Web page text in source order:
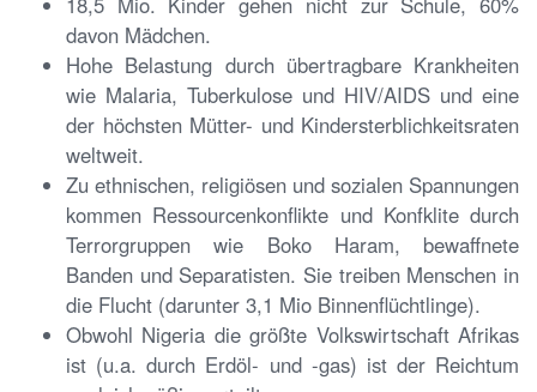
davon Mädchen.
Hohe Belastung durch übertragbare Krankheiten
wie Malaria, Tuberkulose und HIV/AIDS und eine
der höchsten Mütter- und Kindersterblichkeitsraten
weltweit.
Zu ethnischen, religiösen und sozialen Spannungen
kommen Ressourcenkonflikte und Konfklite durch
Terrorgruppen wie Boko Haram, bewaffnete
Banden und Separatisten. Sie treiben Menschen in
die Flucht (darunter 3,1 Mio Binnenflüchtlinge).
Obwohl Nigeria die größte Volkswirtschaft Afrikas
ist (u.a. durch Erdöl- und -gas) ist der Reichtum